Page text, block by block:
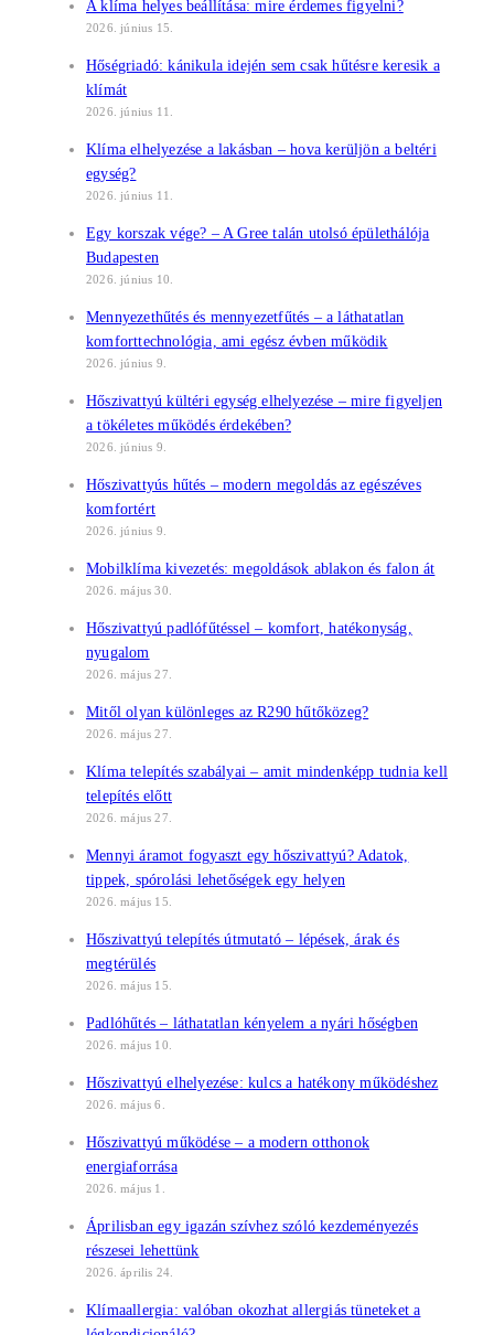
A klíma helyes beállítása: mire érdemes figyelni?
2026. június 15.
Hőségriadó: kánikula idején sem csak hűtésre keresik a
klímát
2026. június 11.
Klíma elhelyezése a lakásban – hova kerüljön a beltéri
egység?
2026. június 11.
Egy korszak vége? – A Gree talán utolsó épülethálója
Budapesten
2026. június 10.
Mennyezethűtés és mennyezetfűtés – a láthatatlan
komforttechnológia, ami egész évben működik
2026. június 9.
Hőszivattyú kültéri egység elhelyezése – mire figyeljen
a tökéletes működés érdekében?
2026. június 9.
Hőszivattyús hűtés – modern megoldás az egészéves
komfortért
2026. június 9.
Mobilklíma kivezetés: megoldások ablakon és falon át
2026. május 30.
Hőszivattyú padlófűtéssel – komfort, hatékonyság,
nyugalom
2026. május 27.
Mitől olyan különleges az R290 hűtőközeg?
2026. május 27.
Klíma telepítés szabályai – amit mindenképp tudnia kell
telepítés előtt
2026. május 27.
Mennyi áramot fogyaszt egy hőszivattyú? Adatok,
tippek, spórolási lehetőségek egy helyen
2026. május 15.
Hőszivattyú telepítés útmutató – lépések, árak és
megtérülés
2026. május 15.
Padlóhűtés – láthatatlan kényelem a nyári hőségben
2026. május 10.
Hőszivattyú elhelyezése: kulcs a hatékony működéshez
2026. május 6.
Hőszivattyú működése – a modern otthonok
energiaforrása
2026. május 1.
Áprilisban egy igazán szívhez szóló kezdeményezés
részesei lehettünk
2026. április 24.
Klímaallergia: valóban okozhat allergiás tüneteket a